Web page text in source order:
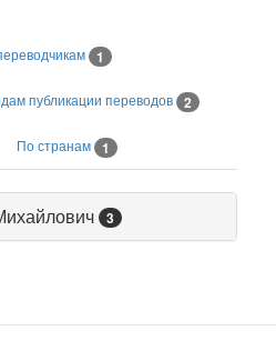
1
публикации переводов 2
По странам 1
3